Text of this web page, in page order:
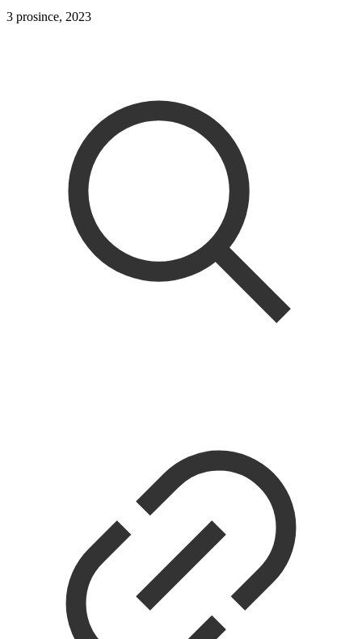
3 prosince, 2023